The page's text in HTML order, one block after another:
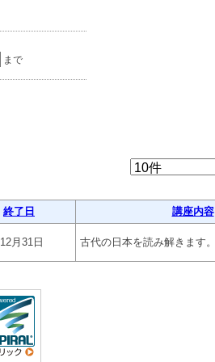
まで
終了日 講座内容
月31日 古代の日本を読み解きます。